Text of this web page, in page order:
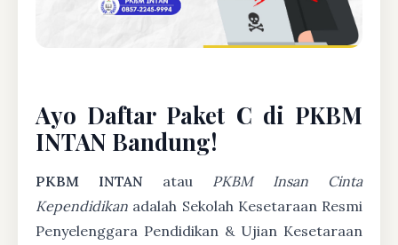
Ayo Daftar Paket C di PKBM
INTAN Bandung!
PKBM INTAN atau PKBM Insan Cinta
Kependidikan adalah Sekolah Kesetaraan Resmi
Penyelenggara Pendidikan & Ujian Kesetaraan